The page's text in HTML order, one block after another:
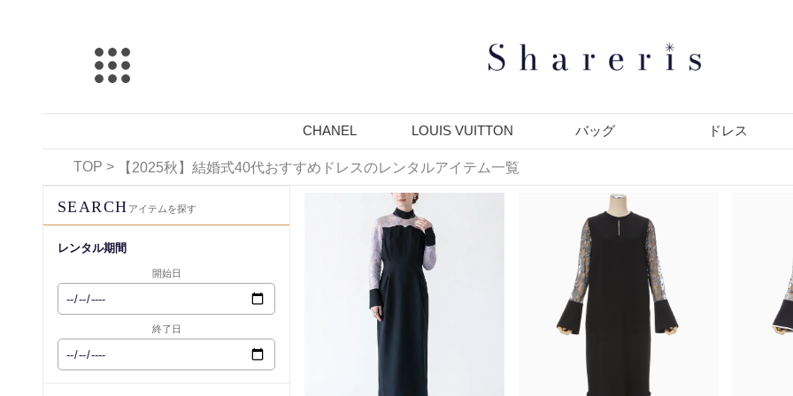
CHANEL LOUIS VUITTON バッグ ドレス
TOP > 【2025秋】結婚式40代おすすめドレスのレンタルアイテム一覧
SEARCH アイテムを探す
レンタル期間
開始日
終了日